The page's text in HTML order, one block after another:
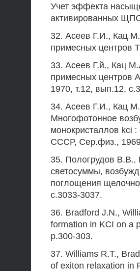
Учет эффекта
активированных
32. Асеев Г.И., Кац
примесных центров
33. Асеев Г.й., Кац
примесных центров
1970, т.12, вып.12,
34. Асеев Г.И., Кац
Многофотонное
монокристаллов kci
СССР, Сер.физ.,
35. Пологрудов В.В.,
светосуммы,
поглощения
с.3033-3037.
36. Bradford J.N.,
formation in KCI on a
p.300-303.
37. Williams R.T.,
of exiton relaxation in